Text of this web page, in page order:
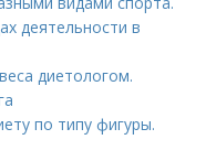
деятельности в
диетологом.
по типу фигуры.